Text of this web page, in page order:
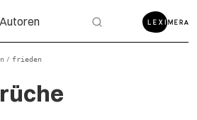
Autoren
/ frieden